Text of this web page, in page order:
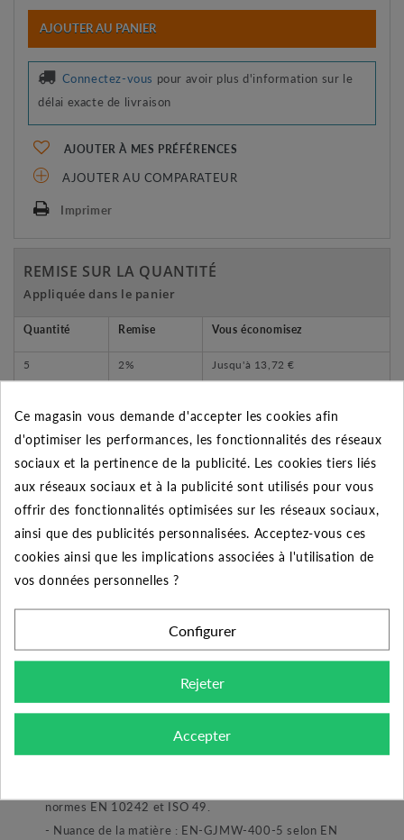
AJOUTER AU PANIER
Connectez-vous pour avoir plus d'information sur le
délai exacte de livraison
AJOUTER À MES PRÉFÉRENCES
AJOUTER AU COMPARATEUR
Imprimer
REMISE SUR LA QUANTITÉ
Appliquée dans le panier
Quantité Remise Vous économisez
5 2% Jusqu'à 13,72 €
50 10% Jusqu'à685,80 €
DESCRIPTION DU PRODUIT
Domaine d'application :distribution d'eau, d'eau
potable, de gaz, de vapeur, de liquide et de gaz non
corrosifs. Systèmes CVC.
Conception, fabrication et contrôle :
normes EN 10242 et ISO 49.
- Nuance de la matière : EN-GJMW-400-5 selon EN
Ce magasin vous demande d'accepter les cookies afin
d'optimiser les performances, les fonctionnalités des réseaux
sociaux et la pertinence de la publicité. Les cookies tiers liés
aux réseaux sociaux et à la publicité sont utilisés pour vous
offrir des fonctionnalités optimisées sur les réseaux sociaux,
ainsi que des publicités personnalisées. Acceptez-vous ces
cookies ainsi que les implications associées à l'utilisation de
vos données personnelles ?
Configurer
Rejeter
Accepter